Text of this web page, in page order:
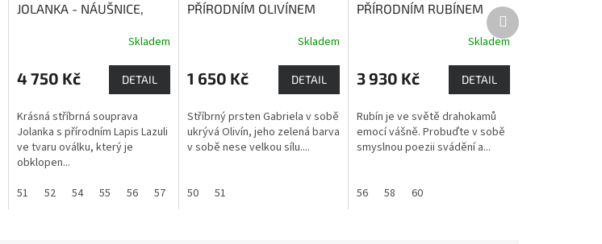
JOLANKA - NÁUŠNICE,
kámen lásky,
moudrosti a přátelství
Skladem
4 750 Kč DETAIL
Krásná stříbrná souprava
Jolanka s přírodním Lapis Lazuli
ve tvaru oválku, který je
obklopen...
51
52 54 55 56 57 58 59
PŘÍRODNÍM OLIVÍNEM
Skladem
1 650 Kč DETAIL
Stříbrný prsten Gabriela v sobě
ukrývá Olivín, jeho zelená barva
v sobě nese velkou sílu....
50 51
PŘÍRODNÍM RUBÍNEM
Rubín - kámen
lásky, vášně a bohatství
Skladem
3 930 Kč DETAIL
Rubín je ve světě drahokamů
emocí vášně. Probuďte v sobě
smyslnou poezii svádění a...
56 58 60
Další
produkt